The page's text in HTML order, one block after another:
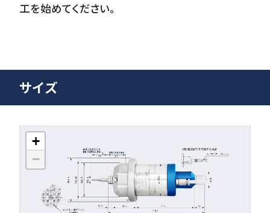
工を始めてください。
サイズ
+
−